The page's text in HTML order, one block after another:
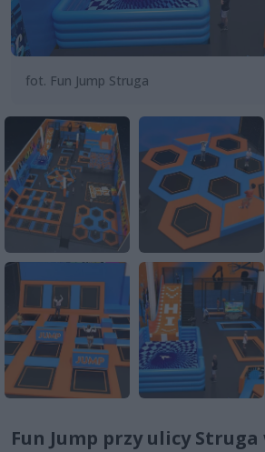
fot. Fun Jump Struga
Fun Jump przy ulicy Struga